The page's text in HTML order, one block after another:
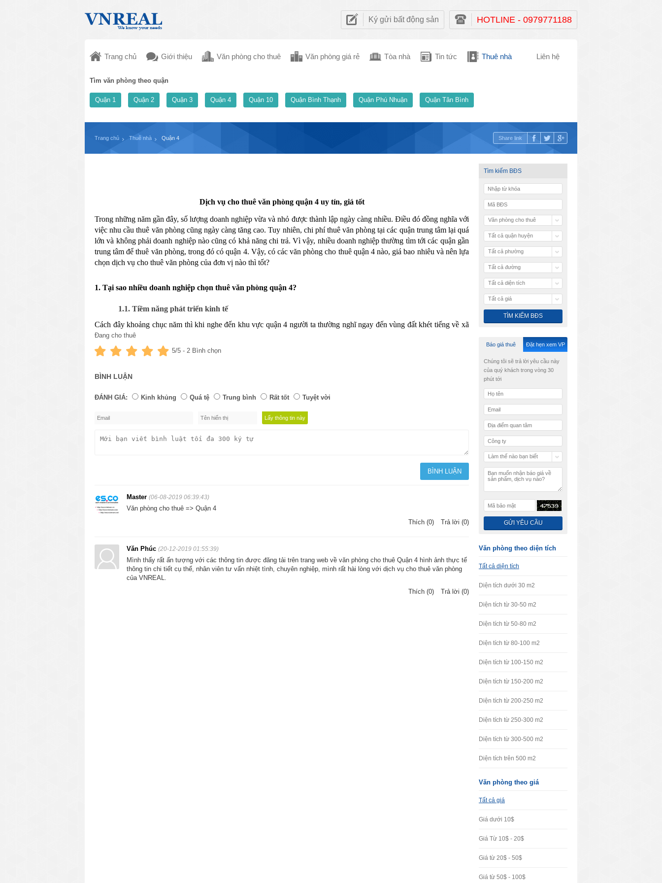
Ký gửi bất động sản HOTLINE - 0979771188
Trang chủ Giới thiệu Văn phòng cho thuê Văn phòng giá rẻ Tòa nhà Tin tức Thuê nhà Liên hệ
Tìm văn phòng theo quận
Quận 1 Quận 2 Quận 3 Quận 4 Quận 10 Quận Bình Thạnh Quận Phú Nhuận Quận Tân Bình
Trang chủ Thuê nhà Quận 4 Share link
Dịch vụ cho thuê văn phòng quận 4 uy tín, giá tốt
Trong những năm gần đây, số lượng doanh nghiệp vừa và nhỏ được thành lập ngày càng nhiều. Điều đó đồng nghĩa với
việc nhu cầu thuê văn phòng cũng ngày càng tăng cao. Tuy nhiên, chi phí thuê văn phòng tại các quận trung tâm lại quá
lớn và không phải doanh nghiệp nào cũng có khả năng chi trả. Vì vậy, nhiều doanh nghiệp thường tìm tới các quận gần
trung tâm để thuê văn phòng, trong đó có quận 4. Vậy, có các văn phòng cho thuê quận 4 nào, giá bao nhiêu và nên lựa
chọn dịch vụ cho thuê văn phòng của đơn vị nào thì tốt?
1. Tại sao nhiều doanh nghiệp chọn thuê văn phòng quận 4?
1.1. Tiềm năng phát triển kinh tế
Cách đây khoảng chục năm thì khi nghe đến khu vực quận 4 người ta thường nghĩ ngay đến vùng đất khét tiếng về xã
hội đen, những người lao động tay chân và sự nghèo khó, vất vả cùng hàng loạt các tệ nạn xã hội khác.
Tuy nhiên, từ khi nhà nước có các chính sách quy hoạch hóa, xây dựng cơ sở hạ tầng, cầu đường, từng bước công
Chỉ trong vài năm, đã có hơn 20% đất được giải tỏa và tiến hành quy hoạch xây dựng chung cư cao cấp. Dự án di dời
duyệt. Các nhà đầu tư như VinGroup, Vinaland,... bắt đầu đầu tư vào xây dựng các tòa nhà cao tầng, các khu thương
mại lớn đã tạo điều kiện thúc đẩy sự phát triển kinh tế của quận 4. Trong tương lai, quận 4 hứa hẹn sẽ là một khu du lịch
giữa lòng thành phố.
1.2. Tiết kiệm chi phí thuê văn phòng
Do quận 4 đang trong thời kì phát triển nên giá thuê văn phòng còn khá rẻ so với các quận lân cận. Vì vậy, đây có thể
coi là địa điểm vàng để các công ty vừa và nhỏ, công ty startup lựa chọn làm địa điểm đặt văn phòng để tiết kiệm chi
1.3. Gần các quận trung tâm
Sau khi được đầu tư xây dựng đường xá, tu bổ giao thông thì các tuyến đường nối liền với các quận 1, quận 2, quận 7
1.4. Các văn phòng cho thuê mới, cơ sở vật chất khang trang
Do là quận mới phát triển nên phần lớn các cao ốc văn phòng cho thuê đều mới được xây dựng không lâu. Các cơ sở
Đang cho thuê
5/5 - 2 Bình chọn
BÌNH LUẬN
ĐÁNH GIÁ: Kinh khủng Quá tệ Trung bình Rất tốt Tuyệt vời
Master (06-08-2019 06:39:43)
Văn phòng cho thuê => Quận 4
Thích (0)
Trả lời (0)
Văn Phúc (20-12-2019 01:55:39)
Mình thấy rất ấn tượng với các thông tin được đăng tải trên trang web về văn phòng cho thuê Quận 4 hình ảnh thực tế
thông tin chi tiết cụ thể, nhân viên tư vấn nhiệt tình, chuyên nghiệp, mình rất hài lòng với dịch vụ cho thuê văn phòng
của VNREAL.
Thích (0)
Trả lời (0)
Tìm kiếm BĐS
Văn phòng cho thuê
Tất cả quận huyện
Tất cả phường
Tất cả đường
Tất cả diện tích
Tất cả giá
Báo giá thuê Đặt hẹn xem VP
Chúng tôi sẽ trả lời yêu cầu này
của quý khách trong vòng 30
phút tới
Làm thế nào bạn biết
Văn phòng theo diện tích
Tất cả diện tích
Diện tích dưới 30 m2
Diện tích từ 30-50 m2
Diện tích từ 50-80 m2
Diện tích từ 80-100 m2
Diện tích từ 100-150 m2
Diện tích từ 150-200 m2
Diện tích từ 200-250 m2
Diện tích từ 250-300 m2
Diện tích từ 300-500 m2
Diện tích trên 500 m2
Văn phòng theo giá
Tất cả giá
Giá dưới 10$
Giá Từ 10$ - 20$
Giá từ 20$ - 50$
Giá từ 50$ - 100$